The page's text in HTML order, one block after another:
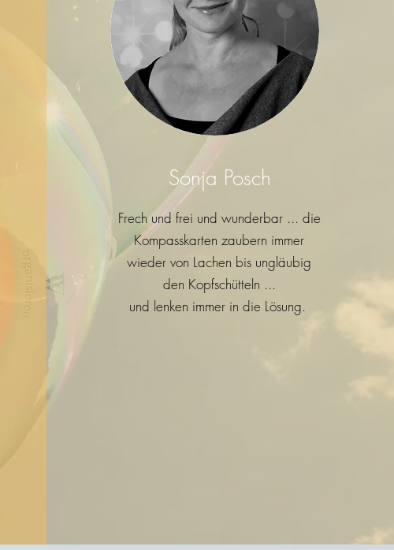
Sonja Posch
Frech und frei und wunderbar ... die
Kompasskarten zaubern immer
wieder von Lachen bis ungläubig
den Kopfschütteln ...
und lenken immer in die Lösung.